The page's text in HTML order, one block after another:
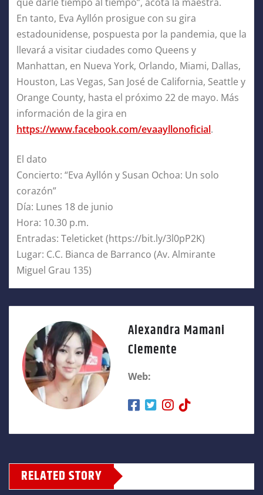
En tanto, Eva Ayllón prosigue con su gira
estadounidense, pospuesta por la pandemia, que la
llevará a visitar ciudades como Queens y
Manhattan, en Nueva York, Orlando, Miami, Dallas,
Houston, Las Vegas, San José de California, Seattle y
Orange County, hasta el próximo 22 de mayo. Más
información de la gira en
https://www.facebook.com/evaayllonoficial.
El dato
Concierto: “Eva Ayllón y Susan Ochoa: Un solo
corazón”
Día: Lunes 18 de junio
Hora: 10.30 p.m.
Entradas: Teleticket (https://bit.ly/3l0pP2K)
Lugar: C.C. Bianca de Barranco (Av. Almirante
Miguel Grau 135)
Alexandra Mamani
Clemente
Web:
RELATED STORY